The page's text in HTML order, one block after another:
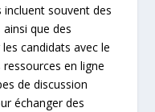
souvent des
que des
candidats avec le
en ligne
de discussion
échanger des